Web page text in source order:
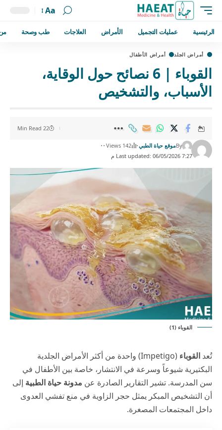
Aa
الرئيسية عمليات التجميل الأمراض العلاجات طب وصحة
أمراض الجلد أمراض الأطفال
القوباء | 6 نصائح حول الوقاية،
الأسباب، والتشخيص
Last updated: 06/05/2026 7:27 م
Byموقع حياة الطبي 142 Views
22 Min Read
القوباء (1)
تُعد القوباء
(Impetigo) واحدة من أكثر الأمراض الجلدية
البكتيرية شيوعاً وسرعة في الانتشار، خاصة بين الأطفال في
سن المدرسة. تشير التقارير الصادرة عن مدونة حياة الطبية إلى
أن التشخيص المبكر يمثل حجر الزاوية في منع تفشي العدوى
داخل المجتمعات المصغرة.